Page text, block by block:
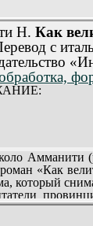
Н. Как
с
Амманити (р.
«Как
который
и сильно